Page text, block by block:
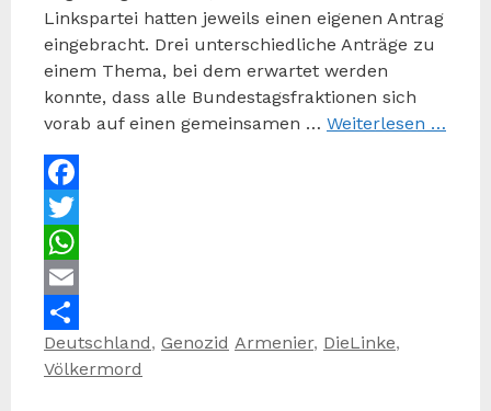
Linkspartei hatten jeweils einen eigenen Antrag
eingebracht. Drei unterschiedliche Anträge zu
einem Thema, bei dem erwartet werden
konnte, dass alle Bundestagsfraktionen sich
vorab auf einen gemeinsamen … Weiterlesen …
Facebook
Twitter
WhatsApp
Email
Teilen
Kategorien
Deutschland, Genozid Schlagwörter
Armenier, DieLinke,
Völkermord